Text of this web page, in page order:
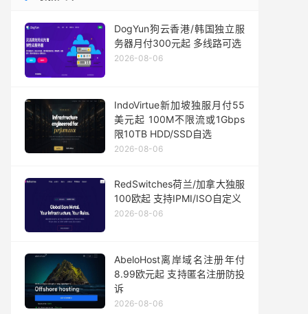
DogYun狗云香港/韩国独立服
务器月付300元起 多线路可选
2026-08-06
IndoVirtue新加坡独服月付55
美元起 100M不限流或1Gbps
限10TB HDD/SSD自选
2026-08-06
RedSwitches荷兰/加拿大独服
100欧起 支持IPMI/ISO自定义
2026-08-06
AbeloHost离岸域名注册年付
8.99欧元起 支持匿名注册防投
诉
2026-08-06